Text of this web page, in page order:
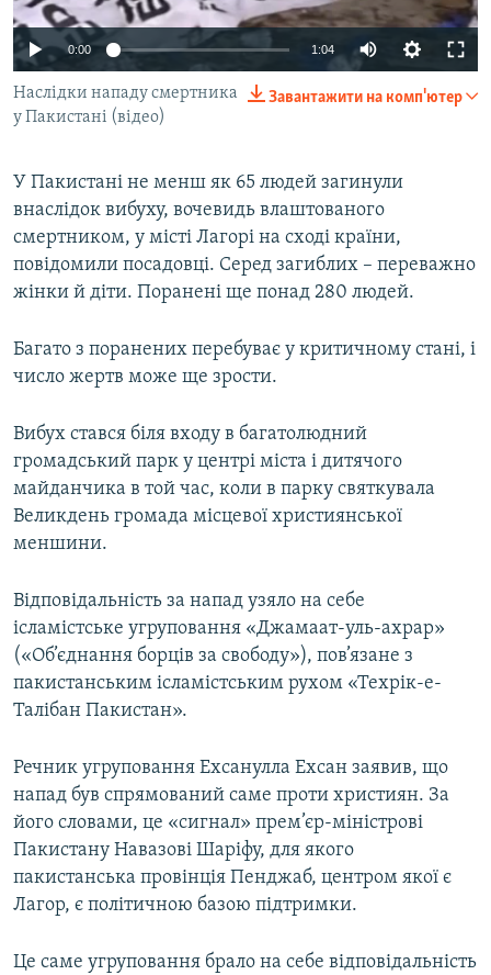
ВІДЕОУРОКИ «ELIFBE»
СВІДЧЕННЯ ОКУПАЦІЇ
УКРАЇНСЬКА ПРОБЛЕМА КРИМУ
Русский
Qırımtatar
Усі сайти RFE/RL
0:00 1:04
Завантажити на комп'ютер
Наслідки нападу смертника
у Пакистані (відео)
У Пакистані не менш як 65 людей загинули
внаслідок вибуху, вочевидь влаштованого
смертником, у місті Лагорі на сході країни,
повідомили посадовці. Серед загиблих – переважно
жінки й діти. Поранені ще понад 280 людей.
Багато з поранених перебуває у критичному стані, і
число жертв може ще зрости.
Вибух стався біля входу в багатолюдний
громадський парк у центрі міста і дитячого
майданчика в той час, коли в парку святкувала
Великдень громада місцевої християнської
меншини.
Відповідальність за напад узяло на себе
ісламістське угруповання «Джамаат-уль-ахрар»
(«Об’єднання борців за свободу»), пов’язане з
пакистанським ісламістським рухом «Техрік-е-
Талібан Пакистан».
Речник угруповання Ехсанулла Ехсан заявив, що
напад був спрямований саме проти християн. За
його словами, це «сигнал» прем’єр-міністрові
Пакистану Навазові Шаріфу, для якого
пакистанська провінція Пенджаб, центром якої є
Лагор, є політичною базою підтримки.
Це саме угруповання брало на себе відповідальність